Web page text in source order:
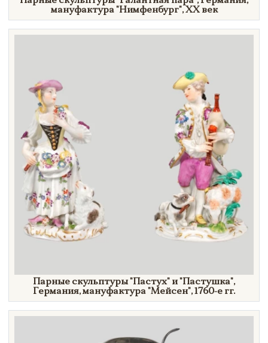
мануфактура"Нимфенбург", XX век
Парные скульптуры"Пастух" и"Пастушка",
Германия, мануфактура"Мейсен",1760-е гг.